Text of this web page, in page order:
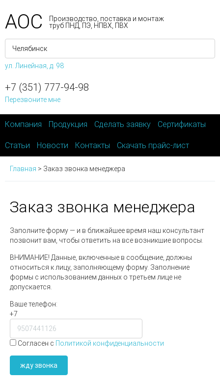
АОС
Производство, поставка и монтаж
труб ПНД, ПЭ, НПВХ, ПВХ
ул. Линейная, д. 98
+7 (351) 777-94-98
Перезвоните мне
Компания Продукция Сделать заявку Сертификаты
Статьи Новости Контакты Скачать прайс-лист
Главная > Заказ звонка менеджера
Заказ звонка менеджера
Заполните форму — и в ближайшее время наш консультант
позвонит вам, чтобы ответить на все возникшие вопросы.
ВНИМАНИЕ! Данные, включенные в сообщение, должны
относиться к лицу, заполняющему форму. Заполнение
формы с использованием данных о третьем лице не
допускается.
Ваше телефон:
+7
Согласен с Политикой конфиденциальности
жду звонка